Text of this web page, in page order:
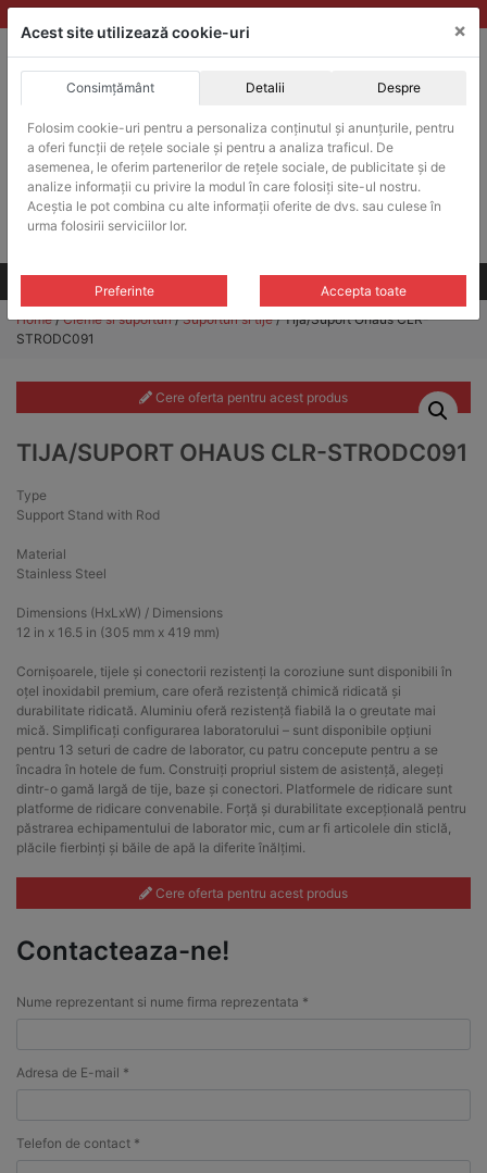
Skip
to
ACHIZITII PUBLICE
Produsele pot fi achizitionate si in sistemul SEAP / SICAP
Products
search
CAUTARE
Toate produsele
Home/Cleme si suporturi/Suporturi si tije/ Tija/Suport Ohaus CLR-
STRODC091
Cere oferta pentru acest produs
TIJA/SUPORT OHAUS CLR-STRODC091
Type
Support Stand with Rod
Material
Stainless Steel
Dimensions (HxLxW) / Dimensions
12 in x 16.5 in (305 mm x 419 mm)
Cornișoarele, tijele și conectorii rezistenți la coroziune sunt disponibili în
oțel inoxidabil premium, care oferă rezistență chimică ridicată și
durabilitate ridicată. Aluminiu oferă rezistență fiabilă la o greutate mai
mică. Simplificați configurarea laboratorului – sunt disponibile opțiuni
pentru 13 seturi de cadre de laborator, cu patru concepute pentru a se
încadra în hotele de fum. Construiți propriul sistem de asistență, alegeți
dintr-o gamă largă de tije, baze și conectori. Platformele de ridicare sunt
platforme de ridicare convenabile. Forță și durabilitate excepțională pentru
păstrarea echipamentului de laborator mic, cum ar fi articolele din sticlă,
plăcile fierbinți și băile de apă la diferite înălțimi.
Cere oferta pentru acest produs
Contacteaza-ne!
Nume reprezentant si nume firma reprezentata *
Adresa de E-mail *
Telefon de contact *
Acest site utilizează cookie-uri ×
Consimțământ Detalii Despre
Folosim cookie-uri pentru a personaliza conținutul și anunțurile, pentru
a oferi funcții de rețele sociale și pentru a analiza traficul. De
asemenea, le oferim partenerilor de rețele sociale, de publicitate și de
analize informații cu privire la modul în care folosiți site-ul nostru.
Aceștia le pot combina cu alte informații oferite de dvs. sau culese în
urma folosirii serviciilor lor.
Preferinte Accepta toate